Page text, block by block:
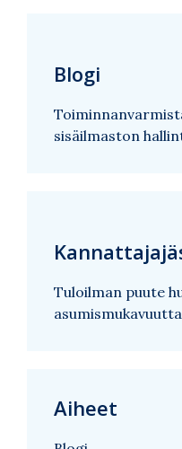
Blogi
sisäilmaston
Tuloilman puute
Aiheet